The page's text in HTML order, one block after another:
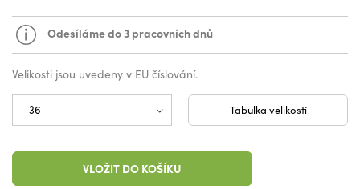
Odesíláme do 3 pracovních dnů
Velikosti jsou uvedeny v EU číslování.
Tabulka velikostí
VLOŽIT DO KOŠÍKU